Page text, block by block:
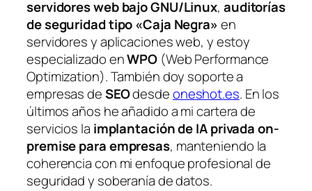
servidores web bajo GNU/Linux, auditorías
de seguridad tipo «Caja Negra» en
servidores y aplicaciones web, y estoy
especializado enWPO (Web Performance
Optimization). También doy soporte a
empresas deSEOdesdeoneshot.es. En los
últimos años he añadido a mi cartera de
servicios la implantación de IA privada on-
premise para empresas, manteniendo la
coherencia con mi enfoque profesional de
seguridad y soberanía de datos.